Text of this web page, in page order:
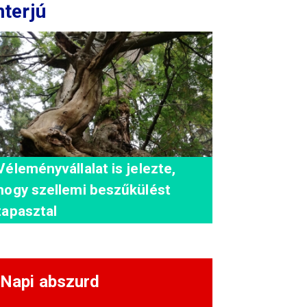
is jelezte,
szellemi beszűkülést
Napi abszurd